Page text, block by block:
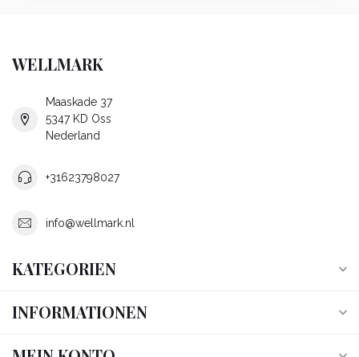
WELLMARK
Maaskade 37
5347 KD Oss
Nederland
+31623798027
info@wellmark.nl
KATEGORIEN
INFORMATIONEN